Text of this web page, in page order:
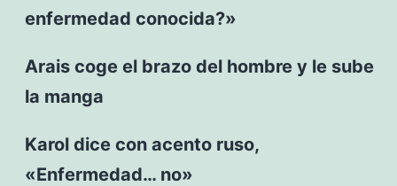
enfermedad conocida?»
Arais coge el brazo del hombre y le sube
la manga
Karol dice con acento ruso,
«Enfermedad… no»